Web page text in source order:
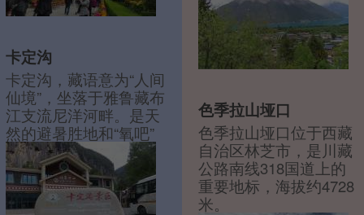
卡定沟
卡定沟，藏语意为“人间
仙境”，坐落于雅鲁藏布
江支流尼洋河畔。是天
然的避暑胜地和“氧吧”
色季拉山垭口
色季拉山垭口位于西藏
自治区林芝市，是川藏
公路南线318国道上的
重要地标，海拔约4728
米。